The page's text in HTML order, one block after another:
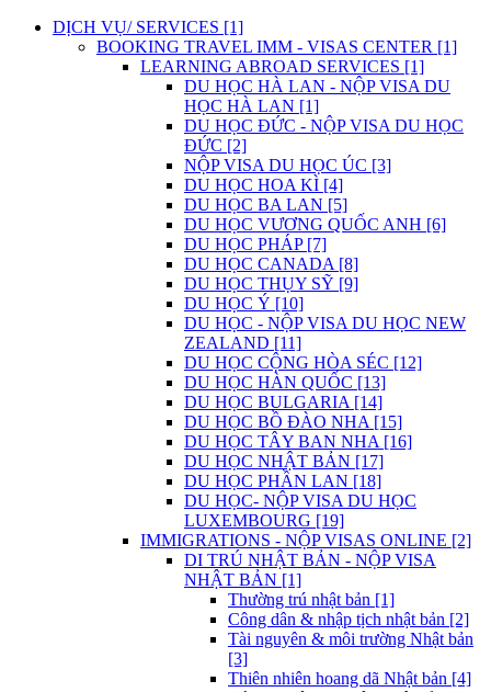
DỊCH VỤ/ SERVICES [1]
BOOKING TRAVEL IMM - VISAS CENTER [1]
LEARNING ABROAD SERVICES [1]
DU HỌC HÀ LAN - NỘP VISA DU
HỌC HÀ LAN [1]
DU HỌC ĐỨC - NỘP VISA DU HỌC
ĐỨC [2]
NỘP VISA DU HỌC ÚC [3]
DU HỌC HOA KÌ [4]
DU HỌC BA LAN [5]
DU HỌC VƯƠNG QUỐC ANH [6]
DU HỌC PHÁP [7]
DU HỌC CANADA [8]
DU HỌC THỤY SỸ [9]
DU HỌC Ý [10]
DU HỌC - NỘP VISA DU HỌC NEW
ZEALAND [11]
DU HỌC CỘNG HÒA SÉC [12]
DU HỌC HÀN QUỐC [13]
DU HỌC BULGARIA [14]
DU HỌC BỒ ĐÀO NHA [15]
DU HỌC TÂY BAN NHA [16]
DU HỌC NHẬT BẢN [17]
DU HỌC PHẦN LAN [18]
DU HỌC- NỘP VISA DU HỌC
LUXEMBOURG [19]
IMMIGRATIONS - NỘP VISAS ONLINE [2]
DI TRÚ NHẬT BẢN - NỘP VISA
NHẬT BẢN [1]
Thường trú nhật bản [1]
Công dân & nhập tịch nhật bản [2]
Tài nguyên & môi trường Nhật bản
[3]
Thiên nhiên hoang dã Nhật bản [4]